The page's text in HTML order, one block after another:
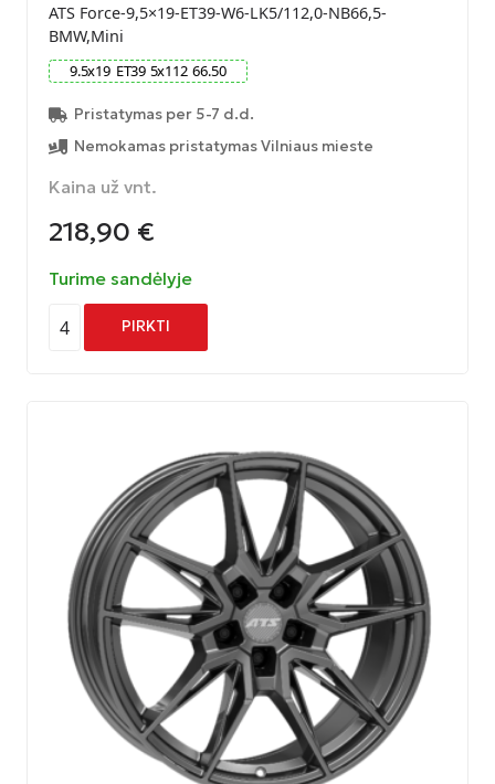
ATS Force-9,5×19-ET39-W6-LK5/112,0-NB66,5-
BMW,Mini
9.5x19 ET39 5x112 66.50
Pristatymas per 5-7 d.d.
Nemokamas pristatymas Vilniaus mieste
Kaina už vnt.
218,90 €
Turime sandėlyje
4 PIRKTI